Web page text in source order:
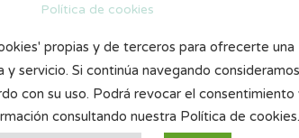
Política de cookies
propias y de terceros para ofrecerte una
y servicio. Si continúa navegando consideramos
con su uso. Podrá revocar el consentimiento
consultando nuestra Política de cookies.